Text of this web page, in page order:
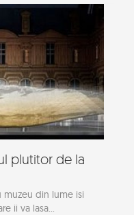
plutitor de la
muzeu din lume isi
ii va lasa...